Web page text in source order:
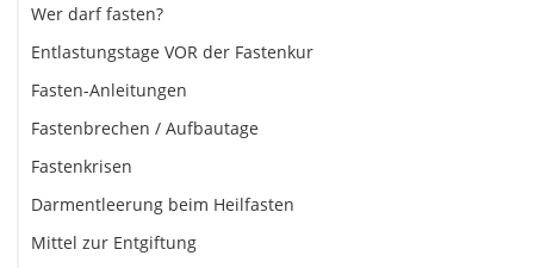
Wer darf fasten?
Entlastungstage VOR der Fastenkur
Fasten-Anleitungen
Fastenbrechen / Aufbautage
Fastenkrisen
Darmentleerung beim Heilfasten
Mittel zur Entgiftung